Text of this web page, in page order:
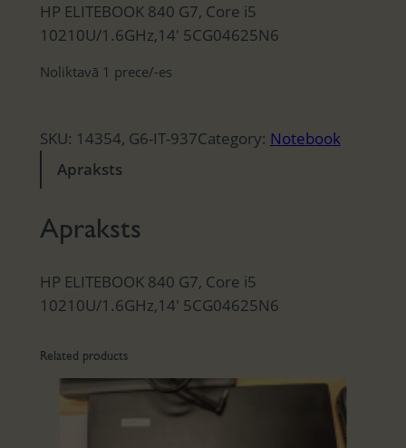
HP ELITEBOOK 840 G7, Core i5
10210U/1.6GHz,14′ 5CG04625N6
Noliktavā 1 prece/-es
SKU: 14354, G6-IT-937Category: Notebook
Apraksts
Apraksts
HP ELITEBOOK 840 G7, Core i5
10210U/1.6GHz,14′ 5CG04625N6
Related products